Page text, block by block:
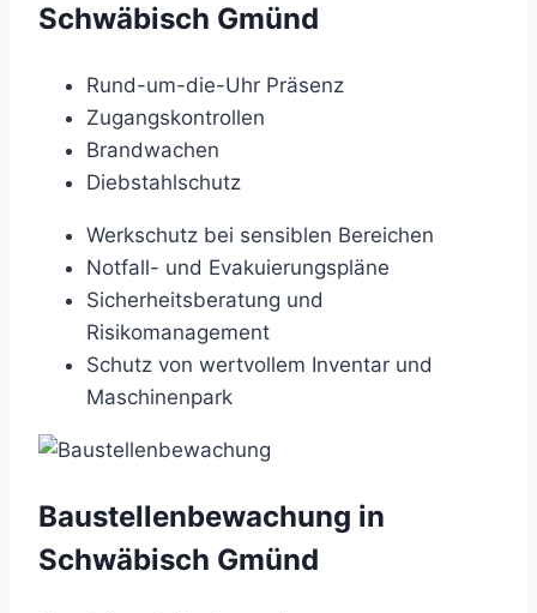
Schwäbisch Gmünd
Rund-um-die-Uhr Präsenz
Zugangskontrollen
Brandwachen
Diebstahlschutz
Werkschutz bei sensiblen Bereichen
Notfall- und Evakuierungspläne
Sicherheitsberatung und
Risikomanagement
Schutz von wertvollem Inventar und
Maschinenpark
Baustellenbewachung in
Schwäbisch Gmünd